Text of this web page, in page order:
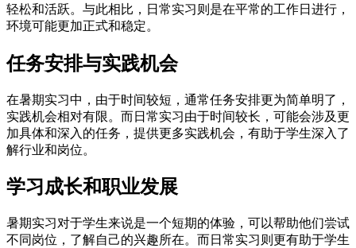
轻松和活跃。与此相比，日常实习则是在平常的工作日进行，
环境可能更加正式和稳定。
任务安排与实践机会
在暑期实习中，由于时间较短，通常任务安排更为简单明了，
实践机会相对有限。而日常实习由于时间较长，可能会涉及更
加具体和深入的任务，提供更多实践机会，有助于学生深入了
解行业和岗位。
学习成长和职业发展
暑期实习对于学生来说是一个短期的体验，可以帮助他们尝试
不同岗位，了解自己的兴趣所在。而日常实习则更有助于学生